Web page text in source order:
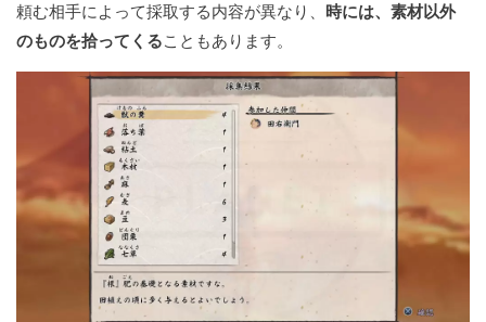
頼む相手によって採取する内容が異なり、 時には、素材以外
のものを拾ってくることもあります。